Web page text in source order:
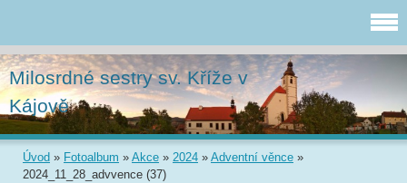
Milosrdné sestry sv. Kříže v
Kájově
Úvod » Fotoalbum » Akce » 2024 » Adventní věnce »
2024_11_28_advvence (37)